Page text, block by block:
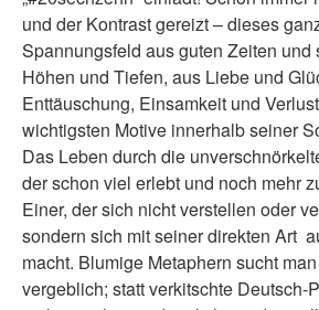
und der Kontrast gereizt – dieses
Spannungsfeld aus guten Zeiten und
Höhen und Tiefen, aus Liebe und
Enttäuschung, Einsamkeit und
wichtigsten Motive innerhalb seiner
Das Leben durch die
der schon viel erlebt und noch mehr
Einer, der sich nicht verstellen oder
sondern sich mit seiner direkten Art
macht. Blumige Metaphern sucht
vergeblich; statt verkitschte Deutsch-